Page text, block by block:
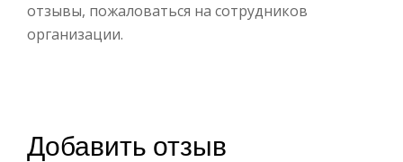
отзывы, пожаловаться на сотрудников
организации.
Добавить отзыв